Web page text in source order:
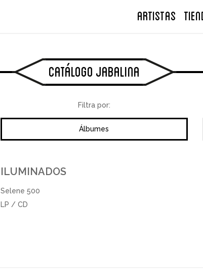
ARTISTAS
Catálogo Jabalina
Filtra por:
Álbumes
ILUMINADOS
Selene 500
LP / CD